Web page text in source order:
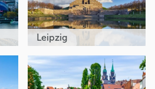
Leipzig